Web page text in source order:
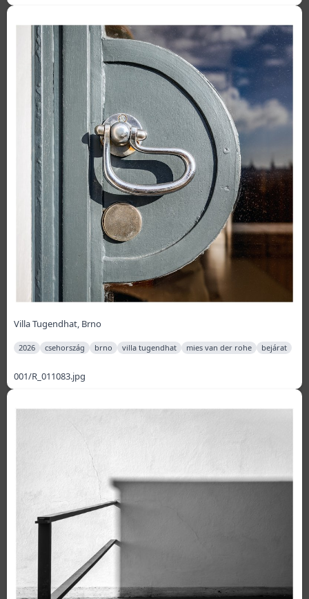
Villa Tugendhat, Brno
2026 csehország brno villa tugendhat mies van der rohe bejárat
001/R_011083.jpg